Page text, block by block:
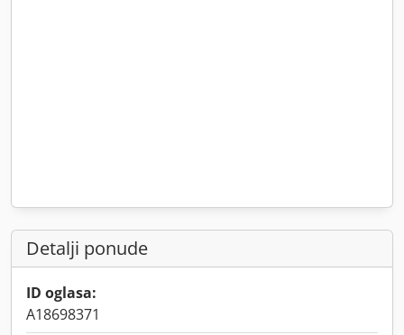
Detalji ponude
ID oglasa:
A18698371